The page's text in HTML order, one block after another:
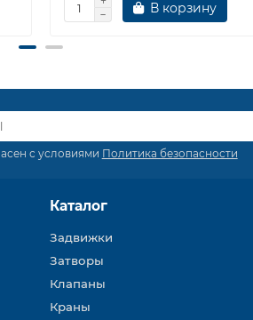
В корзину
с условиями Политика безопасности
Каталог
Задвижки
Затворы
Клапаны
Краны